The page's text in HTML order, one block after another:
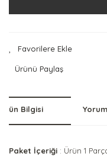
Ürünü Paylaş
Ürün Bilgisi
Paket İçeriği : Ürün 1